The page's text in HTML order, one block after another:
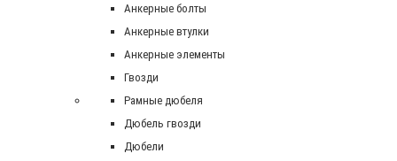
Анкерные болты
Анкерные втулки
Анкерные элементы
Гвозди
Рамные дюбеля
Дюбель гвозди
Дюбели